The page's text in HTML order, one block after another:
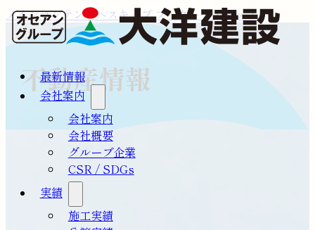
メインコンテンツへスキップフッターへスキップ
最新情報
会社案内
会社案内
会社概要
グループ企業
CSR / SDGs
実績
施工実績
不動産情報